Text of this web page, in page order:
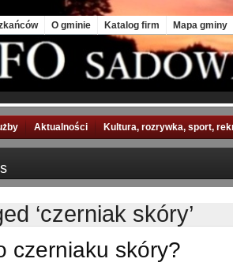
O gminie Katalog firm Mapa gminy
Aktualności Kultura, rozrywka, sport,
‘czerniak skóry’
czerniaku skóry?